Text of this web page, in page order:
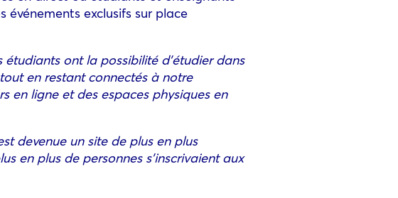
exclusifs sur place
ont la possibilité d’étudier dans
en restant connectés à notre
en ligne et des espaces physiques en
devenue un site de plus en plus
en plus de personnes s’inscrivaient aux